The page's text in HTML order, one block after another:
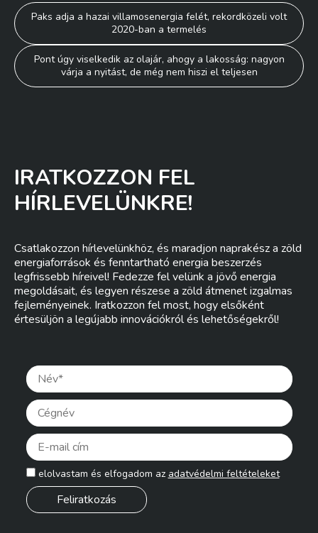
Bejegyzés
navigáció
Paks adja a hazai villamosenergia felét, rekordközeli volt
2020-ban a termelés
Pont úgy viselkedik az olajár, ahogy a lakosság: nagyon
várja a nyitást, de még nem hiszi el teljesen
IRATKOZZON FEL
HÍRLEVELÜNKRE!
Csatlakozzon hírlevelünkhöz, és maradjon naprakész a zöld
energiaforrások és fenntartható energia beszerzés
legfrissebb híreivel! Fedezze fel velünk a jövő energia
megoldásait, és legyen részese a zöld átmenet izgalmas
fejleményeinek. Iratkozzon fel most, hogy elsőként
értesüljön a legújabb innovációkról és lehetőségekről!
elolvastam és elfogadom az adatvédelmi feltételeket